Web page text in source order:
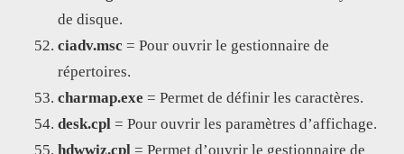
de disque.
ciadv.msc = Pour ouvrir le gestionnaire de
répertoires.
charmap.exe = Permet de définir les caractères.
desk.cpl = Pour ouvrir les paramètres d’affichage.
hdwwiz.cpl = Permet d’ouvrir le gestionnaire de